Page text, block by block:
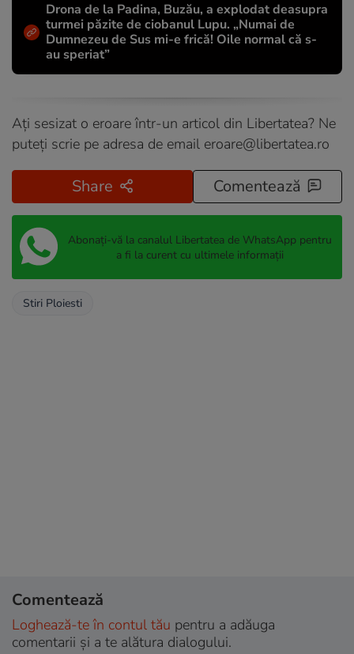
Drona de la Padina, Buzău, a explodat deasupra
turmei păzite de ciobanul Lupu. „Numai de
Dumnezeu de Sus mi-e frică! Oile normal că s-
au speriat”
Ați sesizat o eroare într-un articol din Libertatea? Ne
puteți scrie pe adresa de email eroare@libertatea.ro
Share Comentează
Abonați-vă la canalul Libertatea de WhatsApp pentru
a fi la curent cu ultimele informații
Stiri Ploiesti
Comentează
Loghează-te în contul tău pentru a adăuga
comentarii și a te alătura dialogului.